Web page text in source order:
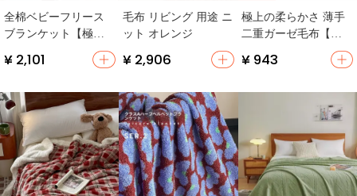
全棉ベビーフリース
ブランケット【極上
能・かわいいデザイ
¥ 2,101
毛布 リビング 用途 ニ
ット オレンジ
¥ 2,906
極上の柔らかさ 薄手
二重ガーゼ毛布【大
ト・夏用】
¥ 943